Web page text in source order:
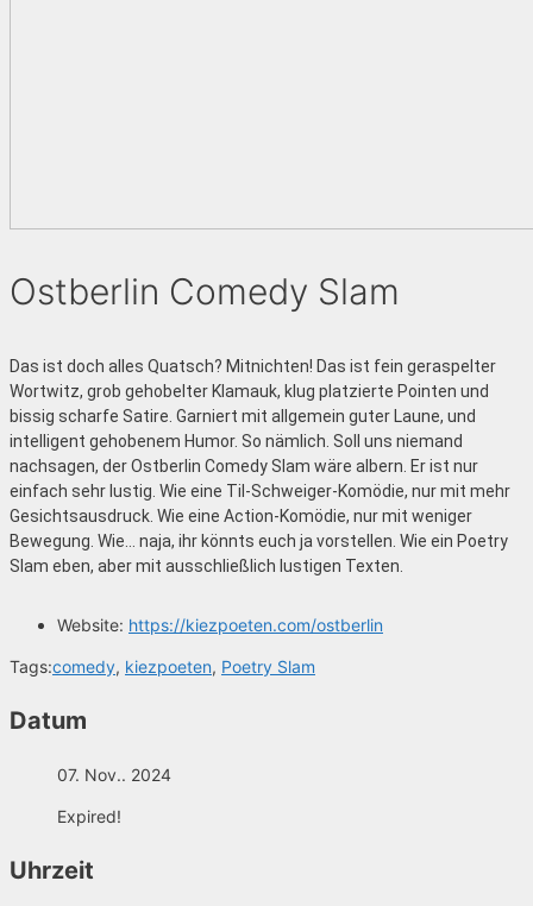
Ostberlin Comedy Slam
Das ist doch alles Quatsch? Mitnichten! Das ist fein geraspelter
Wortwitz, grob gehobelter Klamauk, klug platzierte Pointen und
bissig scharfe Satire. Garniert mit allgemein guter Laune, und
intelligent gehobenem Humor. So nämlich. Soll uns niemand
nachsagen, der Ostberlin Comedy Slam wäre albern. Er ist nur
einfach sehr lustig. Wie eine Til-Schweiger-Komödie, nur mit mehr
Gesichtsausdruck. Wie eine Action-Komödie, nur mit weniger
Bewegung. Wie… naja, ihr könnts euch ja vorstellen. Wie ein Poetry
Slam eben, aber mit ausschließlich lustigen Texten.
Website: https://kiezpoeten.com/ostberlin
Tags:comedy, kiezpoeten, Poetry Slam
Datum
07. Nov.. 2024
Expired!
Uhrzeit